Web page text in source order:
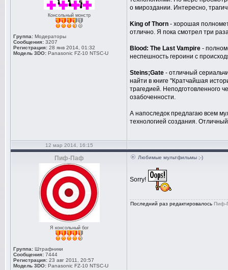
Консольный монстр
Группа: Модераторы
Сообщения: 3207
Регистрация: 28 янв 2014, 01:32
Модель 3DO: Panasonic FZ-10 NTSC-U
о мироздании. Интересно,
King of Thorn - хорошая
отлично. Я пока смотрел три
Blood: The Last Vampire -
неспешность героини с
Steins;Gate - отличный
найти в книге "Кратчайшая
трагедией. Неподготовленного
озабоченности.
А напоследок предлагаю всем
технологией создания. Отличный
12 мар 2014, 16:15
Пиф-Паф
Я консольный бог
Группа: Штрафники
Сообщения: 7444
Регистрация: 23 авг 2011, 20:57
Модель 3DO: Panasonic FZ-10 NTSC-U
Любимые мультфильмы ;-)
Sorry!
Последний раз редактировалось Пиф-